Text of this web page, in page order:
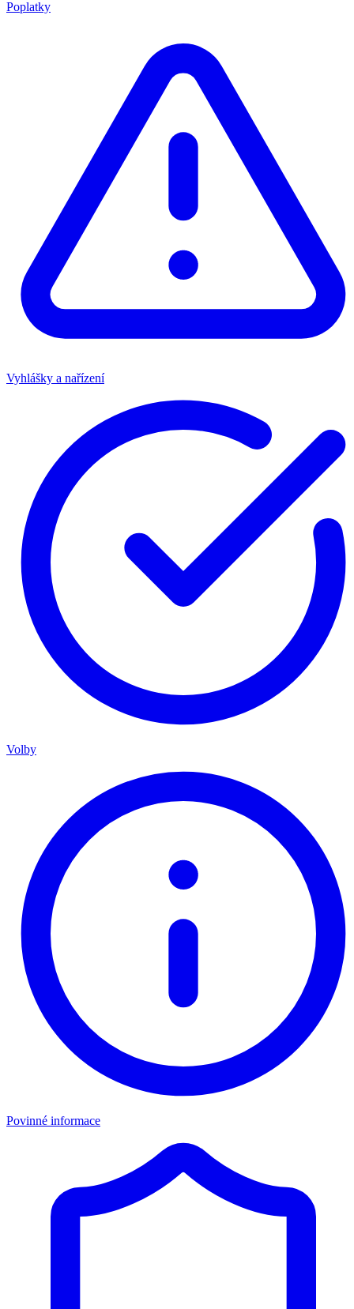
Poplatky
Vyhlášky a nařízení
Volby
Povinné informace